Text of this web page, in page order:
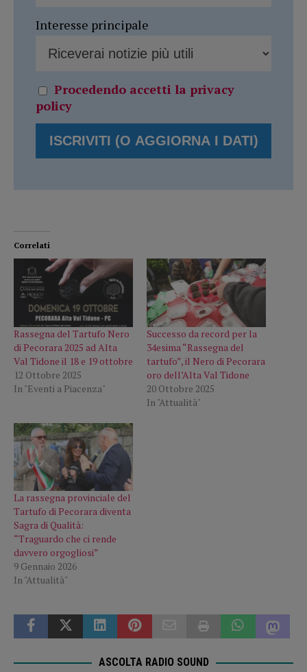
Interesse principale
Procedendo accetti la privacy
policy
Correlati
Rassegna del Tartufo Nero
di Pecorara 2025 ad Alta
Val Tidone il 18 e 19 ottobre
12 Ottobre 2025
In "Eventi a Piacenza"
Successo da record per la
34esima “Rassegna del
tartufo”, il Nero di Pecorara
oro dell’Alta Val Tidone
20 Ottobre 2025
In "Attualità"
La rassegna provinciale del
Tartufo di Pecorara diventa
Sagra di Qualità:
“Traguardo che ci rende
davvero orgogliosi”
9 Gennaio 2026
In "Attualità"
ASCOLTA RADIO SOUND